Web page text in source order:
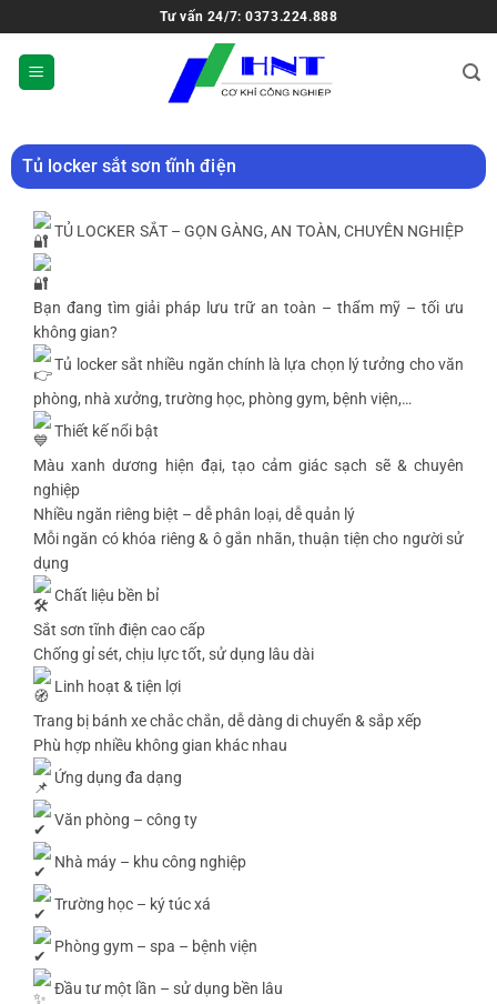
Tư vấn 24/7: 0373.224.888
Tủ locker sắt sơn tĩnh điện
TỦ LOCKER SẮT – GỌN GÀNG, AN TOÀN, CHUYÊN NGHIỆP
Bạn đang tìm giải pháp lưu trữ an toàn – thẩm mỹ – tối ưu
không gian?
Tủ locker sắt nhiều ngăn chính là lựa chọn lý tưởng cho văn
phòng, nhà xưởng, trường học, phòng gym, bệnh viện,…
Thiết kế nổi bật
Màu xanh dương hiện đại, tạo cảm giác sạch sẽ & chuyên
nghiệp
Nhiều ngăn riêng biệt – dễ phân loại, dễ quản lý
Mỗi ngăn có khóa riêng & ô gắn nhãn, thuận tiện cho người sử
dụng
Chất liệu bền bỉ
Sắt sơn tĩnh điện cao cấp
Chống gỉ sét, chịu lực tốt, sử dụng lâu dài
Linh hoạt & tiện lợi
Trang bị bánh xe chắc chắn, dễ dàng di chuyển & sắp xếp
Phù hợp nhiều không gian khác nhau
Ứng dụng đa dạng
Văn phòng – công ty
Nhà máy – khu công nghiệp
Trường học – ký túc xá
Phòng gym – spa – bệnh viện
Đầu tư một lần – sử dụng bền lâu